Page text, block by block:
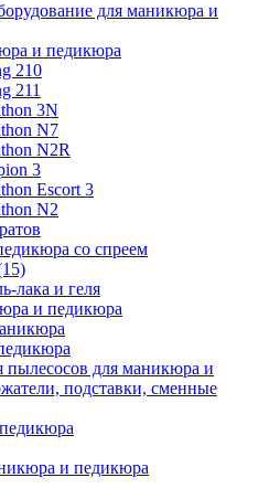
для маникюра и
и педикюра
210
211
3N
N7
N2R
3
Escort 3
N2
со спреем
лака и геля
и педикюра
пылесосов для маникюра и
подставки, сменные
и педикюра